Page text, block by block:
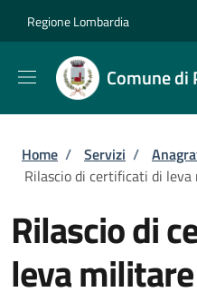
Regione Lombardia
Comune di
Briciole di
Home / Servizi /
Rilascio di certificati di
Rilascio di
leva militare